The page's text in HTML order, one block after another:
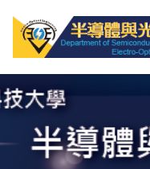
:::